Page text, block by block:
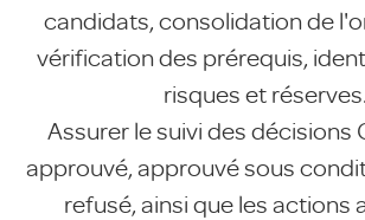
candidats, consolidation de
vérification des prérequis,
risques et réserves.
Assurer le suivi des décisions
approuvé, approuvé sous
refusé, ainsi que les actions